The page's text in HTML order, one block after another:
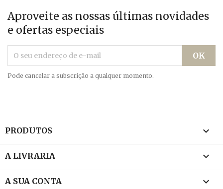
Aproveite as nossas últimas novidades
e ofertas especiais
Pode cancelar a subscrição a qualquer momento.
PRODUTOS 
A LIVRARIA 
A SUA CONTA 